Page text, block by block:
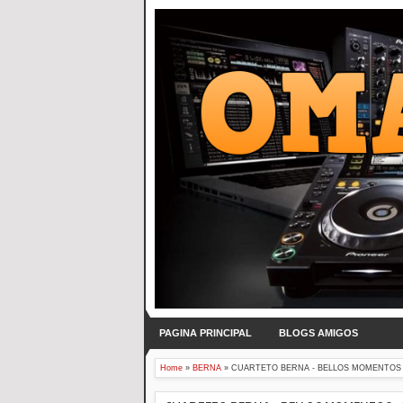
PAGINA PRINCIPAL BLOGS AMIGOS
Home » BERNA » CUARTETO BERNA - BELLOS MOMENTOS